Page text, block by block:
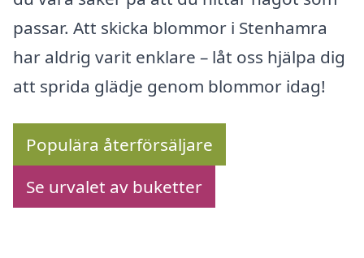
passar. Att skicka blommor i Stenhamra
har aldrig varit enklare – låt oss hjälpa dig
att sprida glädje genom blommor idag!
Populära återförsäljare
Se urvalet av buketter